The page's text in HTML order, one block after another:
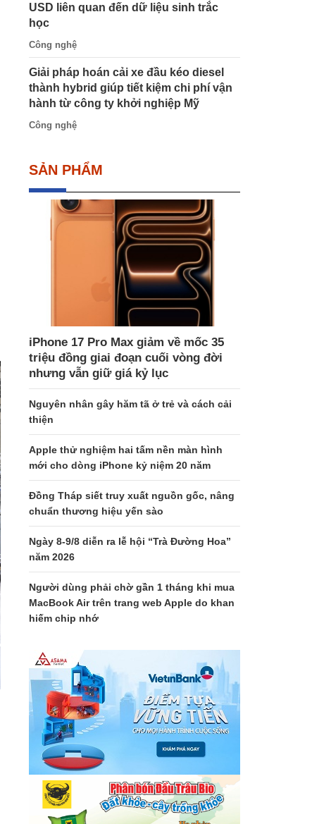
USD liên quan đến dữ liệu sinh trắc
học
Công nghệ
Giải pháp hoán cải xe đầu kéo diesel
thành hybrid giúp tiết kiệm chi phí vận
hành từ công ty khởi nghiệp Mỹ
Công nghệ
SẢN PHẨM
iPhone 17 Pro Max giảm về mốc 35
triệu đồng giai đoạn cuối vòng đời
nhưng vẫn giữ giá kỷ lục
Nguyên nhân gây hăm tã ở trẻ và cách cải
thiện
Apple thử nghiệm hai tấm nền màn hình
mới cho dòng iPhone kỷ niệm 20 năm
Đồng Tháp siết truy xuất nguồn gốc, nâng
chuẩn thương hiệu yến sào
Ngày 8-9/8 diễn ra lễ hội “Trà Đường Hoa”
năm 2026
Người dùng phải chờ gần 1 tháng khi mua
MacBook Air trên trang web Apple do khan
hiếm chip nhớ